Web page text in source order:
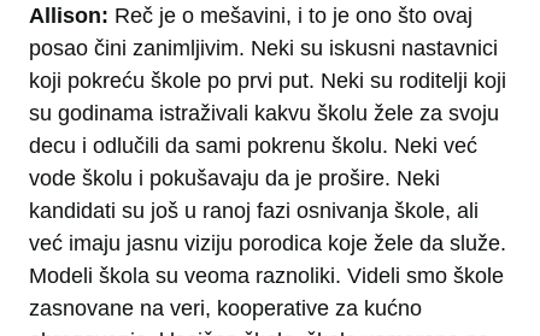
Allison: Reč je o mešavini, i to je ono što ovaj
posao čini zanimljivim. Neki su iskusni nastavnici
koji pokreću škole po prvi put. Neki su roditelji koji
su godinama istraživali kakvu školu žele za svoju
decu i odlučili da sami pokrenu školu. Neki već
vode školu i pokušavaju da je prošire. Neki
kandidati su još u ranoj fazi osnivanja škole, ali
već imaju jasnu viziju porodica koje žele da služe.
Modeli škola su veoma raznoliki. Videli smo škole
zasnovane na veri, kooperative za kućno